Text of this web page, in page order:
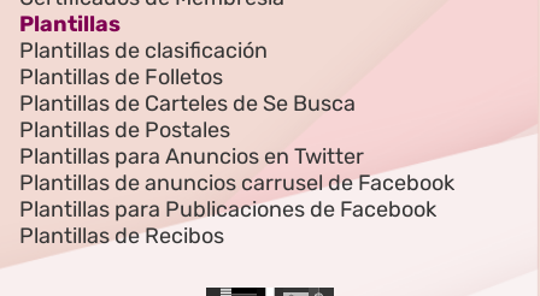
Plantillas
Plantillas de clasificación
Plantillas de Folletos
Plantillas de Carteles de Se Busca
Plantillas de Postales
Plantillas para Anuncios en Twitter
Plantillas de anuncios carrusel de Facebook
Plantillas para Publicaciones de Facebook
Plantillas de Recibos